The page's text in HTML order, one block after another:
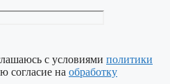
с условиями политики
согласие на обработку